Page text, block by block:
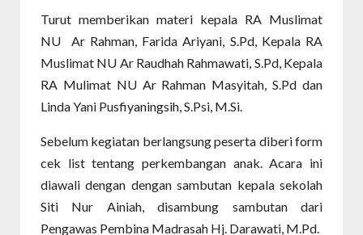
Turut memberikan materi kepala RA Muslimat
NU Ar Rahman, Farida Ariyani, S.Pd, Kepala RA
Muslimat NU Ar Raudhah Rahmawati, S.Pd, Kepala
RA Mulimat NU Ar Rahman Masyitah, S.Pd dan
Linda Yani Pusfiyaningsih, S.Psi, M.Si.
Sebelum kegiatan berlangsung peserta diberi form
cek list tentang perkembangan anak. Acara ini
diawali dengan dengan sambutan kepala sekolah
Siti Nur Ainiah, disambung sambutan dari
Pengawas Pembina Madrasah Hj. Darawati, M.Pd.